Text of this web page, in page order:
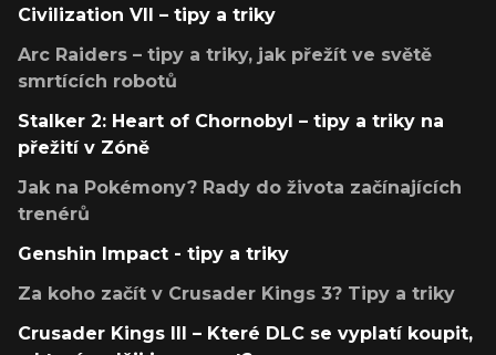
Civilization VII – tipy a triky
Arc Raiders – tipy a triky, jak přežít ve světě
smrtících robotů
Stalker 2: Heart of Chornobyl – tipy a triky na
přežití v Zóně
Jak na Pokémony? Rady do života začínajících
trenérů
Genshin Impact - tipy a triky
Za koho začít v Crusader Kings 3? Tipy a triky
Crusader Kings III – Které DLC se vyplatí koupit,